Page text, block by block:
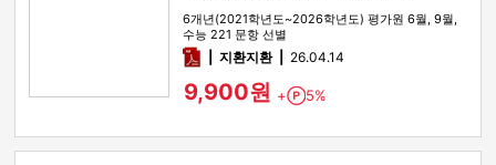
6개년(2021학년도~2026학년도) 평가원 6월, 9월,
수능 221 문항 선별
pdf지환지환 26.04.14
9,900원 + Point
5%